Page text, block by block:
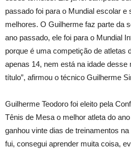
passado foi para o Mundial escolar e
melhores. O Guilherme faz parte da
ano passado, ele foi para o Mundial
porque é uma competição de atletas
apenas 14, nem está na idade
título”, afirmou o técnico Guilherme
Guilherme Teodoro foi eleito pela
Tênis de Mesa o melhor atleta do
ganhou vinte dias de treinamentos
fui, consegui aprender muita coisa,